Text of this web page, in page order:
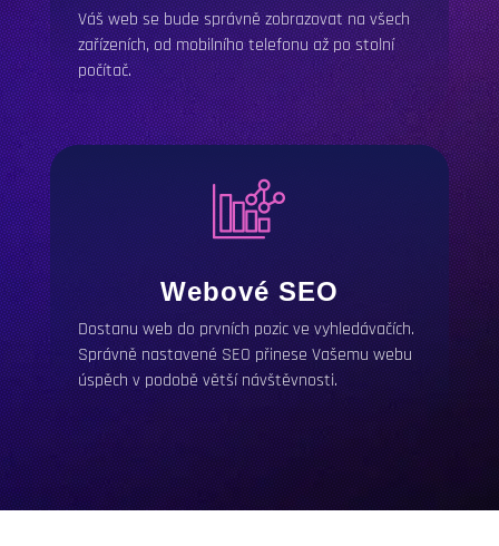
Váš web se bude správně zobrazovat na všech
zařízeních, od mobilního telefonu až po stolní
počítač.
Webové SEO
Dostanu web do prvních pozic ve vyhledávačích.
Správně nastavené SEO přinese Vašemu webu
úspěch v podobě větší návštěvnosti.